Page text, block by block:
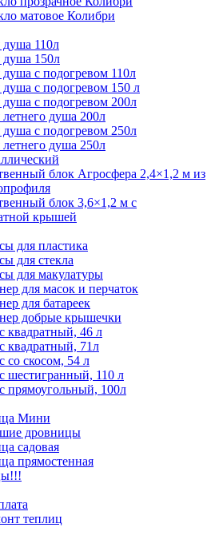
матовое Колибри
душа 110л
душа 150л
душа с подогревом 110л
душа с подогревом 150 л
душа с подогревом 200л
летнего душа 200л
душа с подогревом 250л
летнего душа 250л
блок Агросфера 2,4×1,2 м из
блок 3,6×1,2 м с
крышей
для пластика
для стекла
для макулатуры
для масок и перчаток
для батареек
добрые крышечки
квадратный, 46 л
квадратный, 71л
со скосом, 54 л
шестигранный, 110 л
прямоугольный, 100л
Мини
дровницы
садовая
прямостенная
теплиц